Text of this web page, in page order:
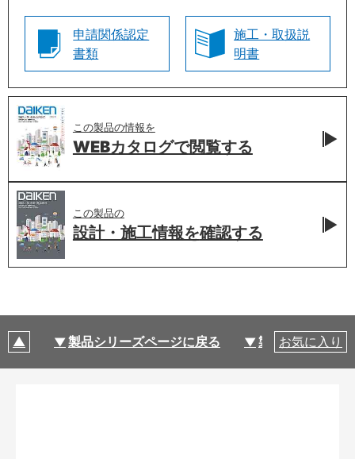
申請関係認定
書類
施工・取扱説
明書
この製品の情報を
WEBカタログで閲覧する
この製品の
設計・施工情報を確認する
製品シリーズページに戻る 製品仕様
お気に入り